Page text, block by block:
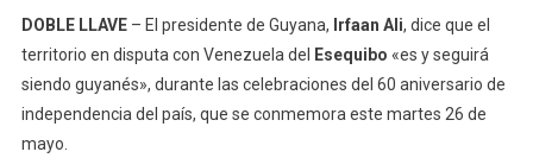
DOBLE LLAVE– El presidente de Guyana, Irfaan Ali, dice que el
territorio en disputa con Venezuela del
Esequibo «es y seguirá
siendo guyanés», durante las celebraciones del 60 aniversario de
independencia del país, que se conmemora este martes 26 de
mayo.